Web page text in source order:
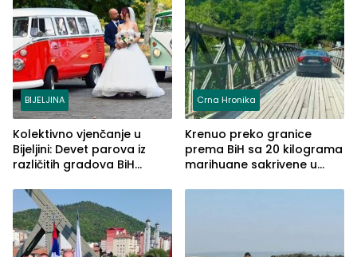
BIJELJINA
Kolektivno vjenčanje u
Bijeljini: Devet parova iz
različitih gradova BiH
Crna Hronika
Krenuo preko granice
prema BiH sa 20 kilograma
marihuane sakrivene u